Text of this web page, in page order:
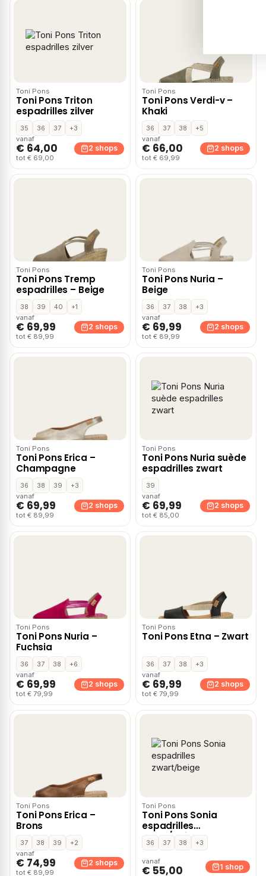
Toni Pons
Toni Pons Triton
espadrilles zilver
35 36 37
+3
vanaf
€ 64,00
tot € 69,00
2 shops
Toni Pons
Toni Pons Verdi-v –
Khaki
36 37 38
+5
vanaf
€ 66,00
tot € 69,99
2 shops
Toni Pons
Toni Pons Tremp
espadrilles – Beige
38 39 40
+1
vanaf
€ 69,99
tot € 89,99
2 shops
Toni Pons
Toni Pons Nuria –
Beige
36 37 38
+3
vanaf
€ 69,99
tot € 89,99
2 shops
Toni Pons
Toni Pons Erica –
Champagne
36 38 39
+3
vanaf
€ 69,99
tot € 89,99
2 shops
Toni Pons
Toni Pons Nuria suède
espadrilles zwart
39
vanaf
€ 69,99
tot € 85,00
2 shops
Toni Pons
Toni Pons Nuria –
Fuchsia
36 37 38
+6
vanaf
€ 69,99
tot € 79,99
2 shops
Toni Pons
Toni Pons Etna – Zwart
36 37 38
+3
vanaf
€ 69,99
tot € 79,99
2 shops
Toni Pons
Toni Pons Erica –
Brons
37 38 39
+2
vanaf
€ 74,99
tot € 89,99
2 shops
Toni Pons
Toni Pons Sonia
espadrilles
zwart/beige
36 37 38 +3
vanaf
€ 55,00 1 shop